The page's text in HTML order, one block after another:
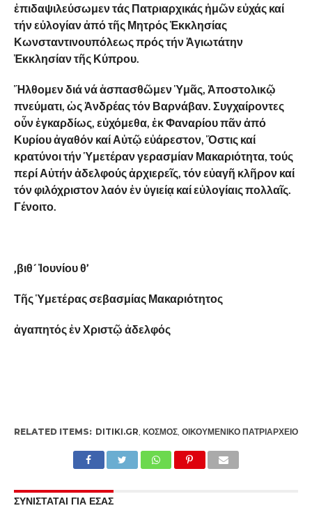
ἐπιδαψιλεύσωμεν τάς Πατριαρχικάς ἡμῶν εὐχάς καί
τήν εὐλογίαν ἀπό τῆς Μητρός Ἐκκλησίας
Κωνσταντινουπόλεως πρός τήν Ἁγιωτάτην
Ἐκκλησίαν τῆς Κύπρου.
ἬλθομενδιάνάἁσπασθῶμενὙμᾶς, Ἀποστολικῷ
πνεύματι, ὡςἈνδρέαςτόν Βαρνάβαν. Συγχαίροντες
οὖν ἐγκαρδίως, εὐχόμεθα, ἐκ Φαναρίου πᾶν ἀπό
Κυρίου ἀγαθόν καί Αὐτῷ εὐάρεστον, Ὅστις καί
κρατύνοι τήν Ὑμετέραν γερασμίαν Μακαριότητα, τούς
περί Αὐτήν ἀδελφούς ἀρχιερεῖς, τόν εὐαγῆ κλῆρον καί
τόν φιλόχριστον λαόν ἐν ὑγιείᾳ καί εὐλογίαις πολλαῖς.
Γένοιτο.
‚βιθ´ Ἰουνίου θ’
Τῆς Ὑμετέρας σεβασμίας Μακαριότητος
ἀγαπητός ἐν Χριστῷ ἀδελφός
RELATED ITEMS: DITIKI.GR ΚΌΣΜΟΣ, ΟΙΚΟΥΜΕΝΙΚΌ ΠΑΤΡΙΑΡΧΕΊΟ
ΣΥΝΙΣΤΑΤΑΙ ΓΙΑ ΕΣΑΣ